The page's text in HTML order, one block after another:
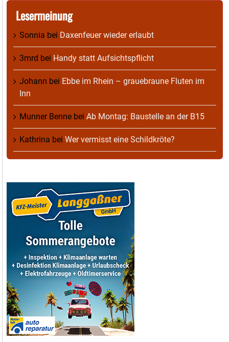
Lesermeinung
Sonnia bei Daxenfeuer wieder erlaubt
3mrd bei Handy statt Aufsichtspflicht
Johann bei Ebbe im Rhein – grauebraune Fluten im
Inn
Munner Benne bei Ab Montag: Baustelle an der B15
Kathrina bei Wer vermisst eine Schildkröte?